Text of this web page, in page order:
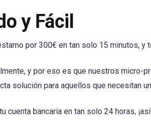
y Fácil
por 300€ en tan solo 15 minutos, y
y por eso es que nuestros micro-
solución para aquellos que necesitan
bancaria en tan solo 24 horas,